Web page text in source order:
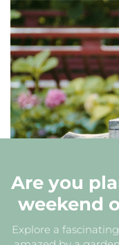
Are you
weekend
Explore a